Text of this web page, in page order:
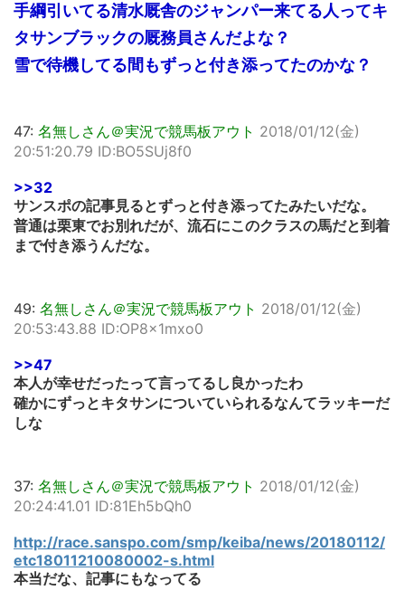
手綱引いてる清水厩舎のジャンパー来てる人ってキ
タサンブラックの厩務員さんだよな？
雪で待機してる間もずっと付き添ってたのかな？
47: 名無しさん＠実況で競馬板アウト 2018/01/12(金)
20:51:20.79 ID:BO5SUj8f0
>>32
サンスポの記事見るとずっと付き添ってたみたいだな。
普通は栗東でお別れだが、流石にこのクラスの馬だと到着
まで付き添うんだな。
49: 名無しさん＠実況で競馬板アウト 2018/01/12(金)
20:53:43.88 ID:OP8x1mxo0
>>47
本人が幸せだったって言ってるし良かったわ
確かにずっとキタサンについていられるなんてラッキーだ
しな
37: 名無しさん＠実況で競馬板アウト 2018/01/12(金)
20:24:41.01 ID:81Eh5bQh0
http://race.sanspo.com/smp/keiba/news/20180112/
etc18011210080002-s.html
本当だな、記事にもなってる